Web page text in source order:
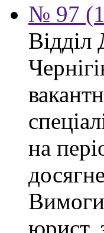
№ 97
на
юрист,